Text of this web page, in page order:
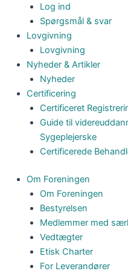
Log ind
Spørgsmål & svar
Lovgivning
Lovgivning
Nyheder & Artikler
Nyheder
Certificering
Certificeret
Guide til
Sygeplejerske
Certificerede
Om Foreningen
Om Foreningen
Bestyrelsen
Medlemmer med
Vedtægter
Etisk Charter
For Leverandører